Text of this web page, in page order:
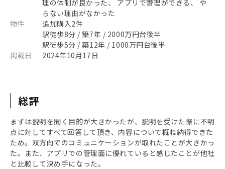
理の体制が良かった、 アプリで管理ができる、 や
らない理由がなかった
物件
追加購入2件
駅徒歩8分 / 築7年 / 2000万円台後半
駅徒歩5分 / 築12年 / 1000万円台後半
掲載日
2024年10月17日
総評
まずは説明を聞く目的が大きかったが、説明を受けた際に不明
点に対してすべて回答して頂き、内容について概ね納得できた
ため。双方向でのコミュニケーションが取れたことが大きかっ
た。また、アプリでの管理面に優れていると感じたことが他社
と比較して決め手になった。